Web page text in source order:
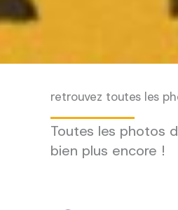
retrouvez toutes les
Toutes les photos
bien plus encore !